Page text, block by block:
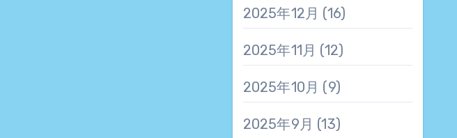
2025年12月 (16)
2025年11月 (12)
2025年10月 (9)
2025年9月 (13)